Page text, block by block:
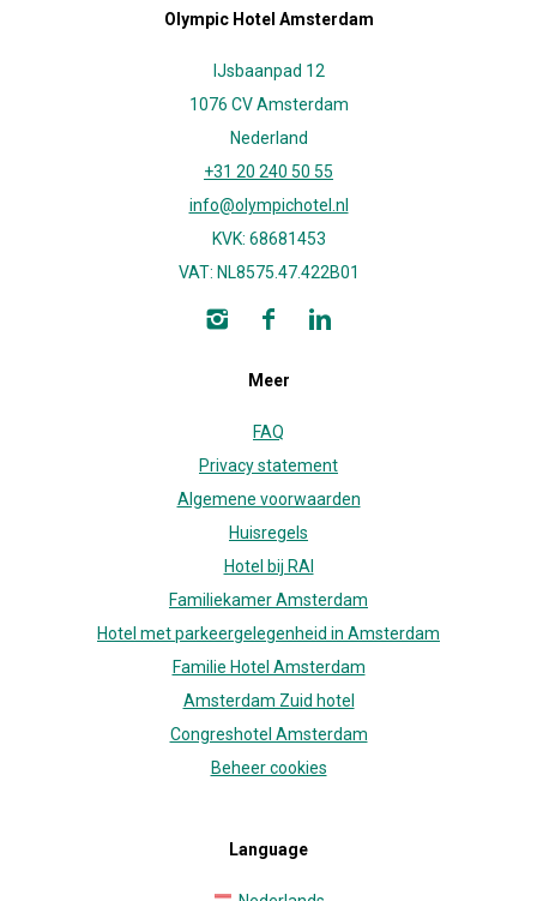
Olympic Hotel Amsterdam
IJsbaanpad 12
1076 CV Amsterdam
Nederland
+31 20 240 50 55
info@olympichotel.nl
KVK: 68681453
VAT: NL8575.47.422B01
Meer
FAQ
Privacy statement
Algemene voorwaarden
Huisregels
Hotel bij RAI
Familiekamer Amsterdam
Hotel met parkeergelegenheid in Amsterdam
Familie Hotel Amsterdam
Amsterdam Zuid hotel
Congreshotel Amsterdam
Beheer cookies
Language